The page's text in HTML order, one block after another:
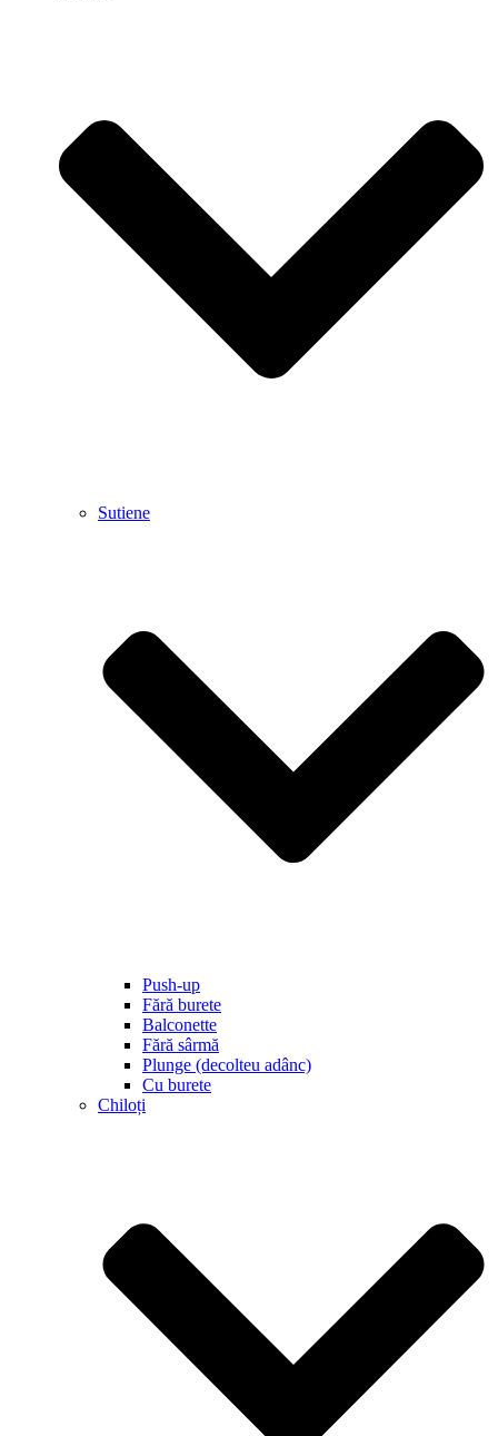
Sutiene
Push-up
Fără burete
Balconette
Fără sârmă
Plunge (decolteu adânc)
Cu burete
Chiloți